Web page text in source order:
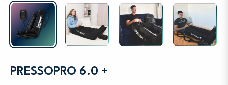
PRESSOPRO 6.0 +